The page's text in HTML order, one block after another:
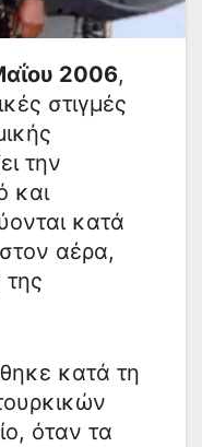
2006,
στιγμές
την
και
κατά
αέρα,
κατά τη
όταν τα